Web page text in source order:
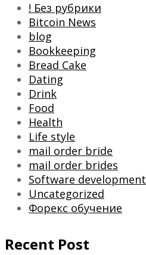
! Без рубрики
Bitcoin News
blog
Bookkeeping
Bread Cake
Dating
Drink
Food
Health
Life style
mail order bride
mail order brides
Software development
Uncategorized
Форекс обучение
Recent Post